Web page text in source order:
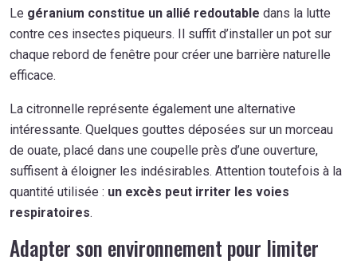
Le géranium constitue un allié redoutable dans la lutte
contre ces insectes piqueurs. Il suffit d’installer un pot sur
chaque rebord de fenêtre pour créer une barrière naturelle
efficace.
La citronnelle représente également une alternative
intéressante. Quelques gouttes déposées sur un morceau
de ouate, placé dans une coupelle près d’une ouverture,
suffisent à éloigner les indésirables. Attention toutefois à la
quantité utilisée : un excès peut irriter les voies
respiratoires.
Adapter son environnement pour limiter